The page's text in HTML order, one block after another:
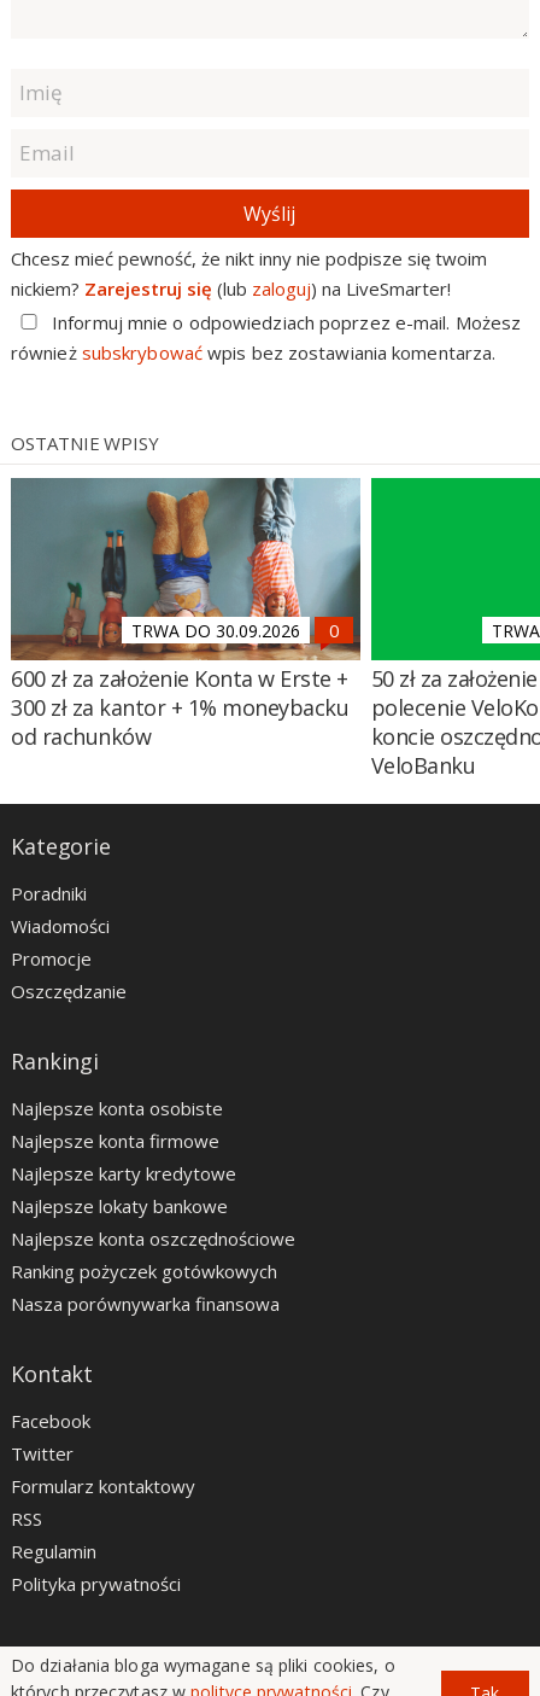
Wyślij
Chcesz mieć pewność, że nikt inny nie podpisze się twoim
nickiem? Zarejestruj się (lub zaloguj) na LiveSmarter!
Informuj mnie o odpowiedziach poprzez e-mail. Możesz
również subskrybowaćwpis bez zostawiania komentarza.
OSTATNIE WPISY
TRWA DO 30.09.2026
600 zł za założenie Konta w Erste +
300 zł za kantor + 1% moneybacku
od rachunków
50 zł za
polecenie
koncie
VeloBanku
Kategorie
Poradniki
Wiadomości
Promocje
Oszczędzanie
Rankingi
Najlepsze konta osobiste
Najlepsze konta firmowe
Najlepsze karty kredytowe
Najlepsze lokaty bankowe
Najlepsze konta oszczędnościowe
Ranking pożyczek gotówkowych
Nasza porównywarka finansowa
Kontakt
Facebook
Twitter
Formularz kontaktowy
RSS
Regulamin
Polityka prywatności
LiveSmarter.pl © 2012 - 2026
Do działania bloga wymagane są pliki cookies, o